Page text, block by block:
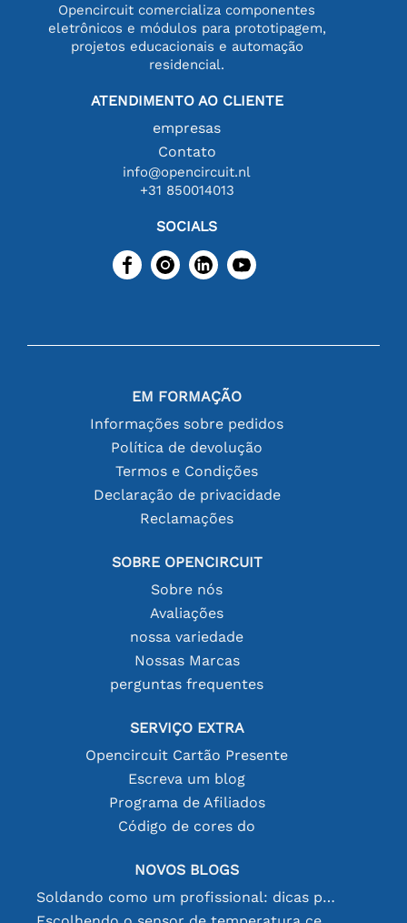
Opencircuit comercializa componentes
eletrônicos e módulos para prototipagem,
projetos educacionais e automação
residencial.
ATENDIMENTO AO CLIENTE
empresas
Contato
info@opencircuit.nl
+31 850014013
SOCIALS
EM FORMAÇÃO
Informações sobre pedidos
Política de devolução
Termos e Condições
Declaração de privacidade
Reclamações
SOBRE OPENCIRCUIT
Sobre nós
Avaliações
nossa variedade
Nossas Marcas
perguntas frequentes
SERVIÇO EXTRA
Opencircuit Cartão Presente
Escreva um blog
Programa de Afiliados
Código de cores do
NOVOS BLOGS
Soldando como um profissional: dicas para conexões eletrônicas perfeitas